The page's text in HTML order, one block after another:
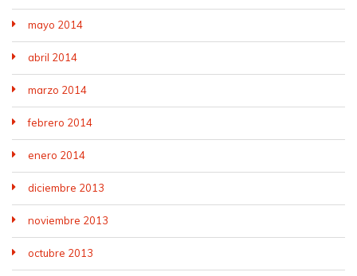
mayo 2014
abril 2014
marzo 2014
febrero 2014
enero 2014
diciembre 2013
noviembre 2013
octubre 2013